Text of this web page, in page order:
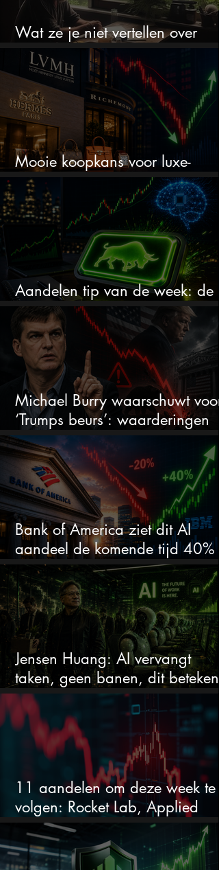
Wat ze je niet vertellen over
erfbelasting
Mooie koopkans voor luxe-
aandelen door recente correctie?
Aandelen tip van de week: de
markt onderschat dit AI-bedrijf
Michael Burry waarschuwt voor
‘Trumps beurs’: waarderingen
doen er niet meer toe
Bank of America ziet dit AI
aandeel de komende tijd 40%
stijgen na 20% daling
Jensen Huang: AI vervangt
taken, geen banen, dit betekent
het voor AI-aandelen
11 aandelen om deze week te
volgen: Rocket Lab, Applied
Materials en de zwaarste AI-test